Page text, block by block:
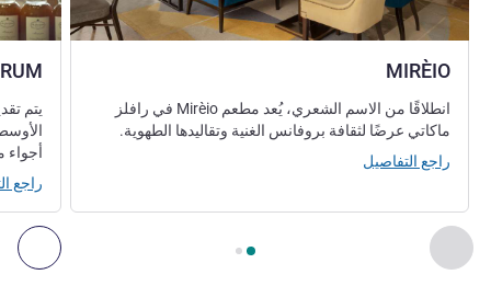
السابق - المطعمالصفحة
MIRÈIO
انطلاقًا من الاسم الشعري، يُعد مطعم Mirèio في رافلز
ماكاتي عرضًا لثقافة بروفانس الغنية وتقاليدها الطهوية.
راجع التفاصيل
يتم
أجواء
راجع